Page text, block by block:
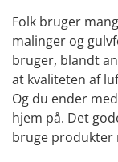
Folk bruger
malinger og
bruger, blandt
at kvaliteten af
Og du ender
hjem på. Det
bruge produkter